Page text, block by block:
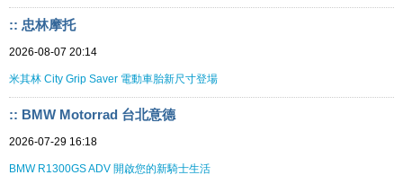
:: 忠林摩托
2026-08-07 20:14
米其林 City Grip Saver 電動車胎新尺寸登場
:: BMW Motorrad 台北意德
2026-07-29 16:18
BMW R1300GS ADV 開啟您的新騎士生活